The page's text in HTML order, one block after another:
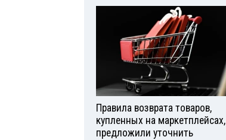
Правила возврата товаров,
купленных на маркетплейсах,
предложили уточнить